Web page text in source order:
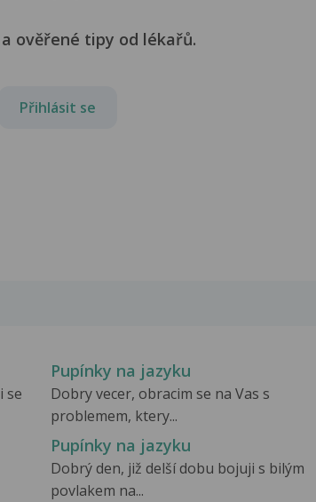
ověřené tipy od lékařů.
Přihlásit se
se
Pupínky na jazyku
Dobry vecer, obracim se na Vas s
problemem, ktery...
Pupínky na jazyku
Dobrý den, již delší dobu bojuji s bilým
povlakem na...